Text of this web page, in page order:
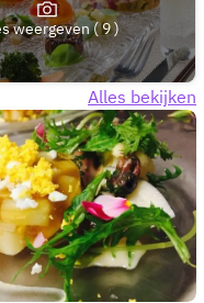
weergeven ( 9 )
Alles bekijken